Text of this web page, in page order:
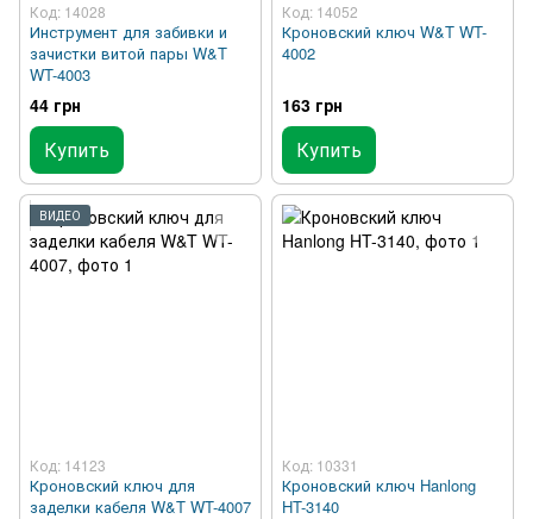
Код: 14028
Инструмент для забивки и
зачистки витой пары W&T
WT-4003
44 грн
Купить
Код: 14052
Кроновский ключ W&T WT-
4002
163 грн
Купить
ВИДЕО
Код: 14123
Кроновский ключ для
заделки кабеля W&T WT-4007
Код: 10331
Кроновский ключ Hanlong
HT-3140